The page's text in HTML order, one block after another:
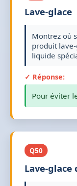
Lave-glace
Montrez où
produit
liquide
✓ Réponse:
Pour éviter
Q50
Lave-glace